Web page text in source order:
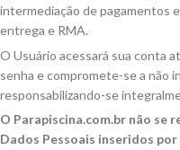
intermediação de pagamentos
entrega e RMA.
O Usuário acessará sua conta
senha e compromete-se a não
responsabilizando-se
O Parapiscina.com.br não se
Dados Pessoais inseridos